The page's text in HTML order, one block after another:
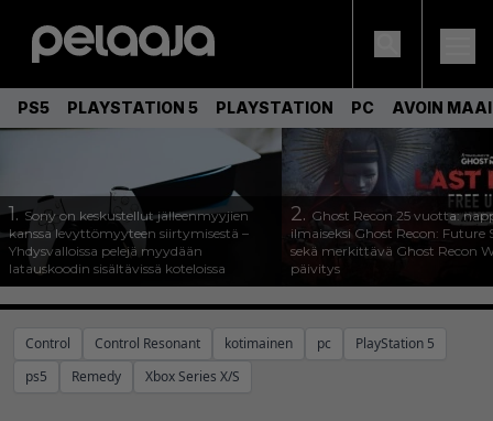
PS5 PLAYSTATION 5 PLAYSTATION PC AVOIN
1.Sony on keskustellut jälleenmyyjien
kanssa levyttömyyteen siirtymisestä –
Yhdysvalloissa pelejä myydään
latauskoodin sisältävissä koteloissa
2. Ghost Recon 25 vuotta:
ilmaiseksi Ghost Recon: Future
sekä merkittävä Ghost Recon
päivitys
Control Control Resonant kotimainen pc
PlayStation 5
ps5
Remedy Xbox Series X/S